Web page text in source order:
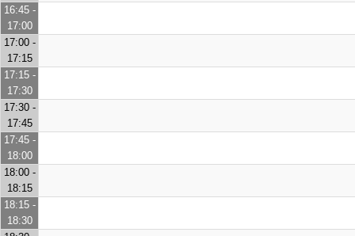
16:45 -
17:00
17:00 -
17:15
17:15 -
17:30
17:30 -
17:45
17:45 -
18:00
18:00 -
18:15
18:15 -
18:30